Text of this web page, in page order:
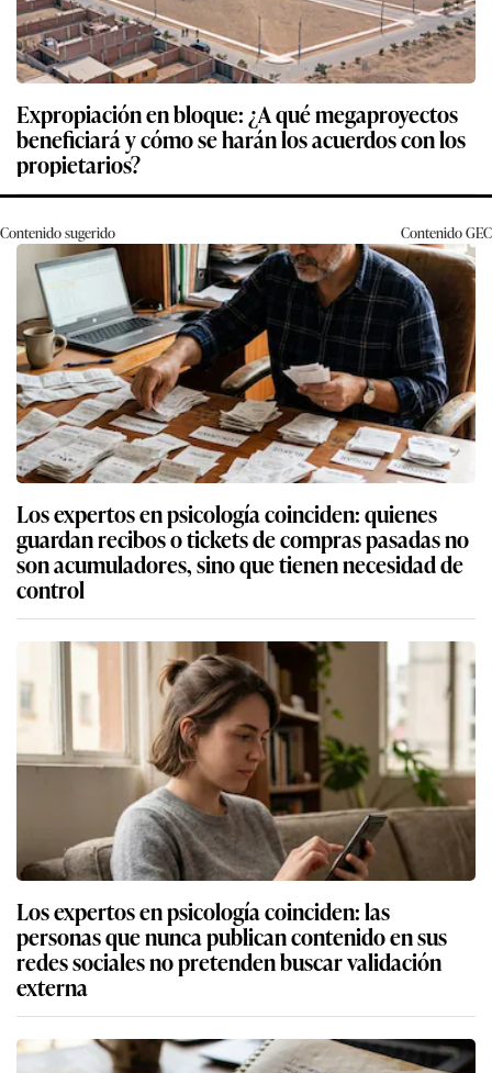
Expropiación en bloque: ¿A qué megaproyectos
beneficiará y cómo se harán los acuerdos con los
propietarios?
Contenido sugerido ContenidoGEC
Los expertos en psicología coinciden: quienes
guardan recibos o tickets de compras pasadas no
son acumuladores, sino que tienen necesidad de
control
Los expertos en psicología coinciden: las
personas que nunca publican contenido en sus
redes sociales no pretenden buscar validación
externa